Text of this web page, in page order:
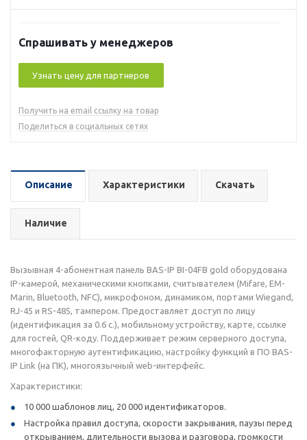
Спрашивать у менеджеров
Узнать цену для партнеров
Получить на email ссылку на товар
Поделиться в социальных сетях
Описание Характеристики Скачать
Наличие
Вызывная 4-абонентная панель BAS-IP BI-04FB gold оборудована
IP-камерой, механическими кнопками, считывателем (Mifare, EM-
Marin, Bluetooth, NFC), микрофоном, динамиком, портами Wiegand,
RJ-45 и RS-485, тампером. Предоставляет доступ по лицу
(идентификация за 0.6 с.), мобильному устройству, карте, ссылке
для гостей, QR-коду. Поддерживает режим серверного доступа,
многофакторную аутентификацию, настройку функций в ПО BAS-
IP Link (на ПК), многоязычный web-интерфейс.
Характеристики:
10 000 шаблонов лиц, 20 000 идентификаторов.
Настройка правил доступа, скорости закрывания, паузы перед
открыванием, длительности вызова и разговора, громкости